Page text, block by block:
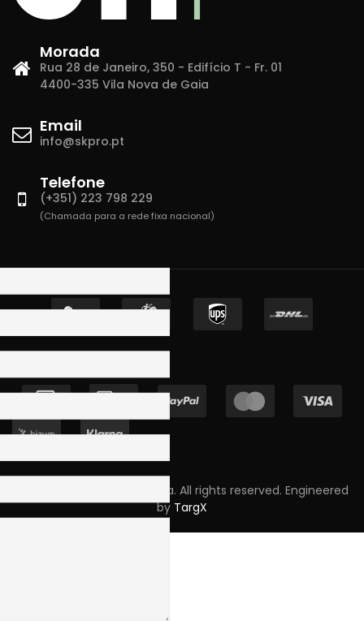
Morada
Rua 28 de Janeiro, 350 - Edifício T - Fr. 01
4400-335 Vila Nova de Gaia
Email
info@skpro.pt
Telefone
(+351) 223 798 229
(Chamada para a rede fixa nacional)
Copyright © 2023 Skpro, Lda. All rights reserved. Engineered
by TargX